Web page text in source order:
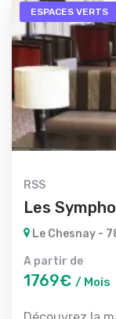
ESPACES VERTS
RSS
Les
Le Chesnay -
A partir de
1769€ / Mois